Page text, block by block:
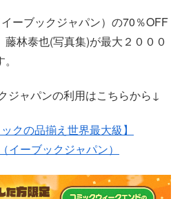
ーブックジャパン）の70％OFF
藤林泰也(写真集)が最大２０００
ジャパンの利用はこちらから↓
クの品揃え世界最大級】
イーブックジャパン）